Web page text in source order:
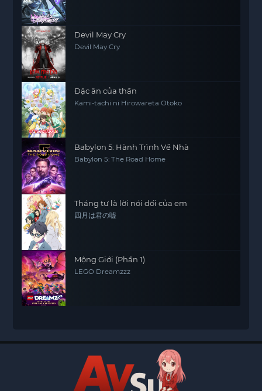
Devil May Cry
Devil May Cry
Đặc ân của thần
Kami-tachi ni Hirowareta Otoko
Babylon 5: Hành Trình Về Nhà
Babylon 5: The Road Home
Tháng tư là lời nói dối của em
四月は君の嘘
Mộng Giới (Phần 1)
LEGO Dreamzzz